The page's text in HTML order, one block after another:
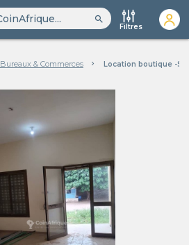
search
Filtres
Bureaux & Commerces Location boutique -